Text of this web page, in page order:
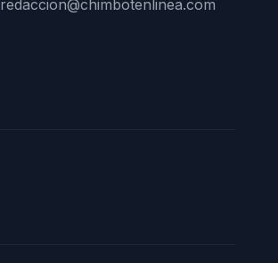
redaccion@chimbotenlinea.com